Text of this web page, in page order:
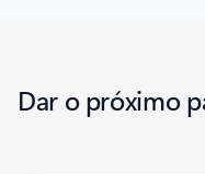
Dar o próximo